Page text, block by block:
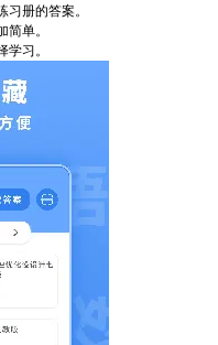
册的答案。
单。
习。